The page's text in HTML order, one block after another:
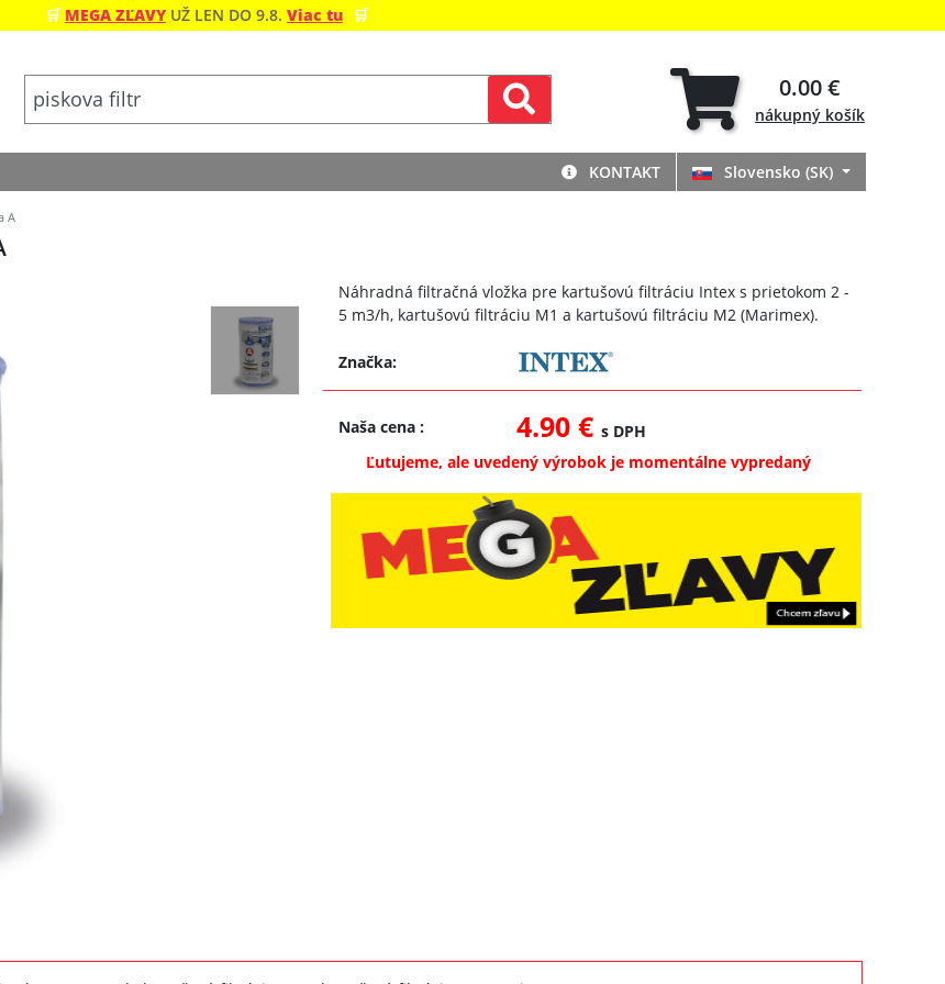
🛒 MEGA ZĽAVY UŽ LEN DO 9.8. Viac tu 🛒
0.00 €
nákupný košík
KONTAKT Slovensko (SK)
A
Náhradná filtračná vložka pre kartušovú filtráciu Intex s prietokom 2 -
5 m3/h, kartušovú filtráciu M1 a kartušovú filtráciu M2 (Marimex).
Značka:
Naša cena: 4.90 €s DPH
Ľutujeme, ale uvedený výrobok je momentálne vypredaný